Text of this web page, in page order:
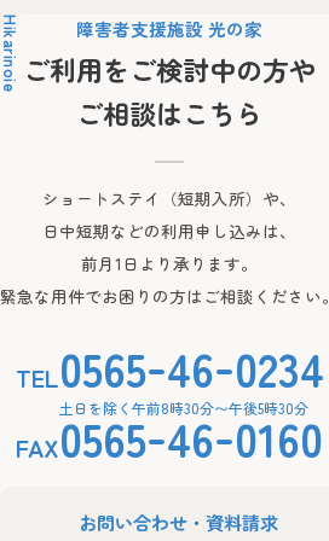
Hikarinoie 障害者支援施設 光の家
ご利用をご検討中の方や
ご相談はこちら
ショートステイ（短期入所）や、
日中短期などの利用申し込みは、
前月1日より承ります。
緊急な用件でお困りの方はご相談ください。
TEL0565-46-0234
土日を除く午前8時30分〜午後5時30分
FAX0565-46-0160
お問い合わせ・資料請求